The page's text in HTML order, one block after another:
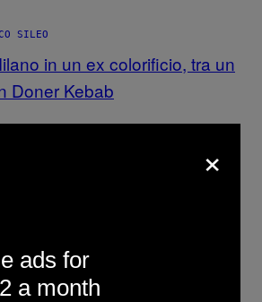
SILEO
in un ex colorificio, tra
un Doner Kebab
SILEO
×
ads for
a month